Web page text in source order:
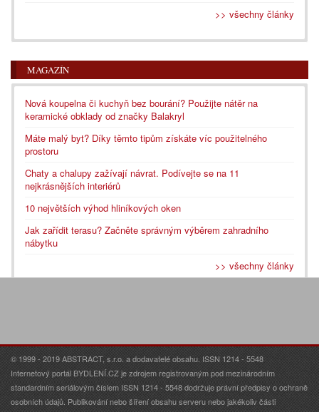
>> všechny články
MAGAZÍN
Nová koupelna či kuchyň bez bourání? Použijte nátěr na
keramické obklady od značky Balakryl
Máte malý byt? Díky těmto tipům získáte víc použitelného
prostoru
Chaty a chalupy zažívají návrat. Podívejte se na 11
nejkrásnějších interiérů
10 největších výhod hliníkových oken
Jak zařídit terasu? Začněte správným výběrem zahradního
nábytku
>> všechny články
© 1999 - 2019 ABSTRACT, s.r.o. a dodavatelé obsahu. ISSN 1214 - 5548
Internetový portál BYDLENÍ.CZ je zdrojem registrovaným pod mezinárodním
standardním seriálovým číslem ISSN 1214 - 5548 dodržuje právní předpisy o ochraně
osobních údajů. Publikování nebo šíření obsahu serveru nebo jakékoliv části